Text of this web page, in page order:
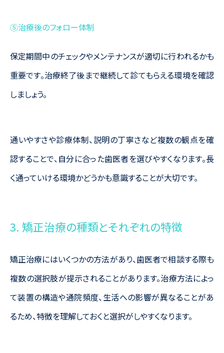
⑤治療後のフォロー体制
保定期間中のチェックやメンテナンスが適切に行われるかも
重要です。治療終了後まで継続して診てもらえる環境を確認
しましょう。
通いやすさや診療体制、説明の丁寧さなど複数の観点を確
認することで、自分に合った歯医者を選びやすくなります。長
く通っていける環境かどうかも意識することが大切です。
3. 矯正治療の種類とそれぞれの特徴
矯正治療にはいくつかの方法があり、歯医者で相談する際も
複数の選択肢が提示されることがあります。治療方法によっ
て装置の構造や通院頻度、生活への影響が異なることがあ
るため、特徴を理解しておくと選択がしやすくなります。